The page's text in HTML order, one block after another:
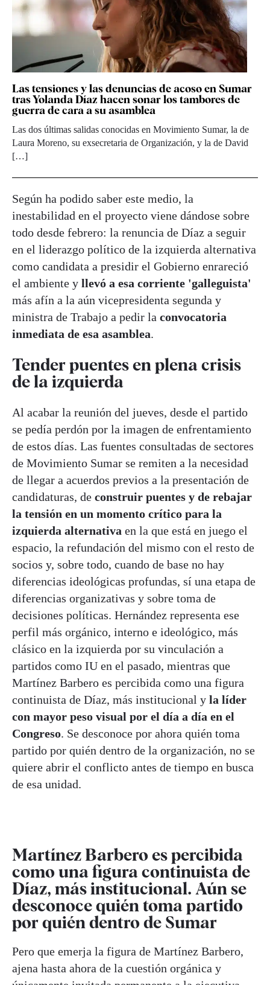
Las tensiones y las denuncias de acoso en Sumar
tras Yolanda Díaz hacen sonar los tambores de
guerra de cara a su asamblea
Las dos últimas salidas conocidas en Movimiento Sumar, la de
Laura Moreno, su exsecretaria de Organización, y la de David
[…]
Según ha podido saber este medio, la
inestabilidad en el proyecto viene dándose sobre
todo desde febrero: la renuncia de Díaz a seguir
en el liderazgo político de la izquierda alternativa
como candidata a presidir el Gobierno enrareció
el ambiente y llevó a esa corriente 'galleguista'
más afín a la aún vicepresidenta segunda y
ministra de Trabajo a pedir la convocatoria
inmediata de esa asamblea.
Tender puentes en plena crisis
de la izquierda
Al acabar la reunión del jueves, desde el partido
se pedía perdón por la imagen de enfrentamiento
de estos días. Las fuentes consultadas de sectores
de Movimiento Sumar se remiten a la necesidad
de llegar a acuerdos previos a la presentación de
candidaturas, de construir puentes y de rebajar
la tensión en un momento crítico para la
izquierda alternativa en la que está en juego el
espacio, la refundación del mismo con el resto de
socios y, sobre todo, cuando de base no hay
diferencias ideológicas profundas, sí una etapa de
diferencias organizativas y sobre toma de
decisiones políticas. Hernández representa ese
perfil más orgánico, interno e ideológico, más
clásico en la izquierda por su vinculación a
partidos como IU en el pasado, mientras que
Martínez Barbero es percibida como una figura
continuista de Díaz, más institucional y la líder
con mayor peso visual por el día a día en el
Congreso. Se desconoce por ahora quién toma
partido por quién dentro de la organización, no se
quiere abrir el conflicto antes de tiempo en busca
de esa unidad.
Martínez Barbero es percibida
como una figura continuista de
Díaz, más institucional. Aún se
desconoce quién toma partido
por quién dentro de Sumar
Pero que emerja la figura de Martínez Barbero,
ajena hasta ahora de la cuestión orgánica y